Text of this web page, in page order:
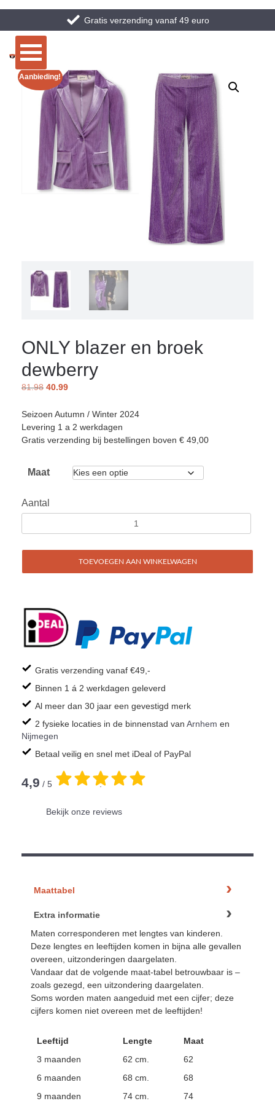
Gratis verzending vanaf 49 euro
Aanbieding!
ONLY blazer en broek
dewberry
81.98 40.99
Seizoen Autumn / Winter 2024
Levering 1 a 2 werkdagen
Gratis verzending bij bestellingen boven € 49,00
Maat
Aantal
TOEVOEGEN AAN WINKELWAGEN
Gratis verzending vanaf €49,-
Binnen 1 á 2 werkdagen geleverd
Al meer dan 30 jaar een gevestigd merk
2 fysieke locaties in de binnenstad van Arnhem en
Nijmegen
Betaal veilig en snel met iDeal of PayPal
4,9 / 5 .
Bekijk onze reviews
Maattabel
Extra informatie
Maten corresponderen met lengtes van kinderen.
Deze lengtes en leeftijden komen in bijna alle gevallen
overeen, uitzonderingen daargelaten.
Vandaar dat de volgende maat-tabel betrouwbaar is –
zoals gezegd, een uitzondering daargelaten.
Soms worden maten aangeduid met een cijfer; deze
cijfers komen niet overeen met de leeftijden!
Leeftijd Lengte
Maat
3 maanden
62 cm.
62
6 maanden
68 cm.
68
9 maanden
74 cm. 74